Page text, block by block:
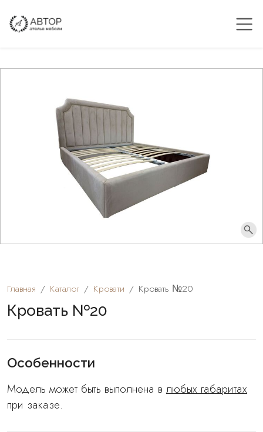
Главная Каталог Кровати Кровать №20
Кровать №20
Особенности
Модель может быть выполнена в любых габаритах
при заказе.